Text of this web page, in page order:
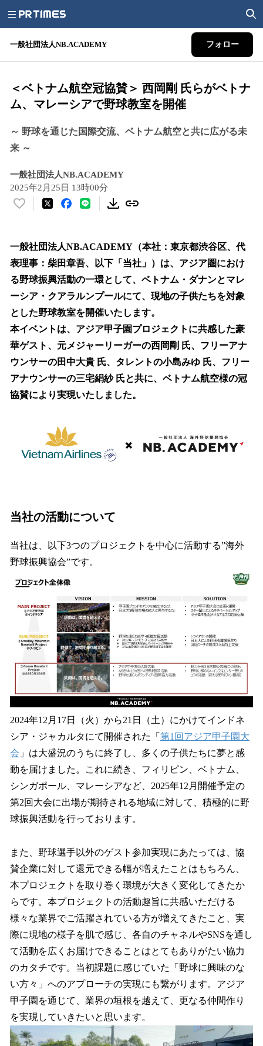
一般社団法人NB.ACADEMY フォロー
＜ベトナム航空冠協賛＞ 西岡剛 氏らがベトナ
ム、マレーシアで野球教室を開催
～ 野球を通じた国際交流、ベトナム航空と共に広がる未
来 ～
一般社団法人NB.ACADEMY
2025年2月25日 13時00分
い
！
数
を
読
み
込
み
中
で
す
一般社団法人NB.ACADEMY（本社：東京都渋谷区、代
表理事：柴田章吾、以下「当社」）は、アジア圏におけ
る野球振興活動の一環として、ベトナム・ダナンとマレ
ーシア・クアラルンプールにて、現地の子供たちを対象
とした野球教室を開催いたします。
本イベントは、アジア甲子園プロジェクトに共感した豪
華ゲスト、元メジャーリーガーの西岡剛 氏、フリーアナ
ウンサーの田中大貴 氏、タレントの小島みゆ 氏、フリー
アナウンサーの三宅絹紗 氏と共に、ベトナム航空様の冠
協賛により実現いたしました。
当社の活動について
当社は、以下3つのプロジェクトを中心に活動する”海外
野球振興協会”です。
2024年12月17日（火）から21日（土）にかけてインドネ
シア・ジャカルタにて開催された「 第1回アジア甲子園大
会 」は大盛況のうちに終了し、多くの子供たちに夢と感
動を届けました。これに続き、フィリピン、ベトナム、
シンガポール、マレーシアなど、2025年12月開催予定の
第2回大会に出場が期待される地域に対して、積極的に野
球振興活動を行っております。
また、野球選手以外のゲスト参加実現にあたっては、協
賛企業に対して還元できる幅が増えたことはもちろん、
本プロジェクトを取り巻く環境が大きく変化してきたか
らです。本プロジェクトの活動趣旨に共感いただける
様々な業界でご活躍されている方が増えてきたこと、実
際に現地の様子を肌で感じ、各自のチャネルやSNSを通し
て活動を広くお届けできることはとてもありがたい協力
のカタチです。当初課題に感じていた「野球に興味のな
い方々」へのアプローチの実現にも繋がります。アジア
甲子園を通じて、業界の垣根を越えて、更なる仲間作り
を実現していきたいと思います。